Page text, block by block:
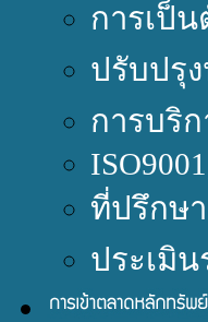
การเป็
ปรับปรุ
การบริ
ที่ปรึกษ
ประเมิ